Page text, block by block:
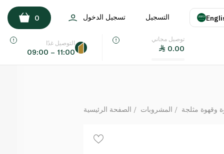
اللغة
التسجيل تسجيل الدخول 0
توصيل مجاني
0.00
التوصيل غدًا
09:00 – 11:00
الصفحة الرئيسية المشروبات وقهوة مثلجة